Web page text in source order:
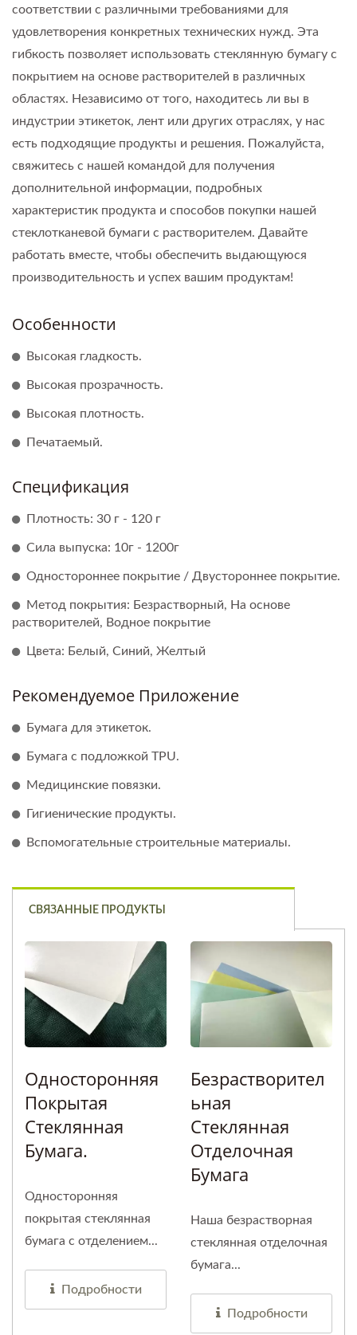
соответствии с различными требованиями для
удовлетворения конкретных технических нужд. Эта
гибкость позволяет использовать стеклянную бумагу с
покрытием на основе растворителей в различных
областях. Независимо от того, находитесь ли вы в
индустрии этикеток, лент или других отраслях, у нас
есть подходящие продукты и решения. Пожалуйста,
свяжитесь с нашей командой для получения
дополнительной информации, подробных
характеристик продукта и способов покупки нашей
стеклотканевой бумаги с растворителем. Давайте
работать вместе, чтобы обеспечить выдающуюся
производительность и успех вашим продуктам!
Особенности
Высокая гладкость.
Высокая прозрачность.
Высокая плотность.
Печатаемый.
Спецификация
Плотность: 30 г - 120 г
Сила выпуска: 10г - 1200г
Одностороннее покрытие / Двустороннее покрытие.
Метод покрытия: Безрастворный, На основе
растворителей, Водное покрытие
Цвета: Белый, Синий, Желтый
Рекомендуемое Приложение
Бумага для этикеток.
Бумага с подложкой TPU.
Медицинские повязки.
Гигиенические продукты.
Вспомогательные строительные материалы.
СВЯЗАННЫЕ ПРОДУКТЫ
Односторонняя
Покрытая
Стеклянная
Бумага.
Односторонняя
покрытая стеклянная
бумага с отделением...
Подробности
Безрастворител
Ьная
Стеклянная
Отделочная
Бумага
Наша безрастворная
стеклянная отделочная
бумага...
Подробности